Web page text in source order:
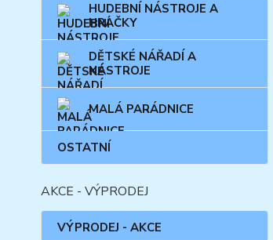
HUDEBNÍ NÁSTROJE A
HRAČKY
DĚTSKÉ NÁŘADÍ A
NÁSTROJE
MALÁ PARÁDNICE
OSTATNÍ
AKCE - VÝPRODEJ
VÝPRODEJ - AKCE